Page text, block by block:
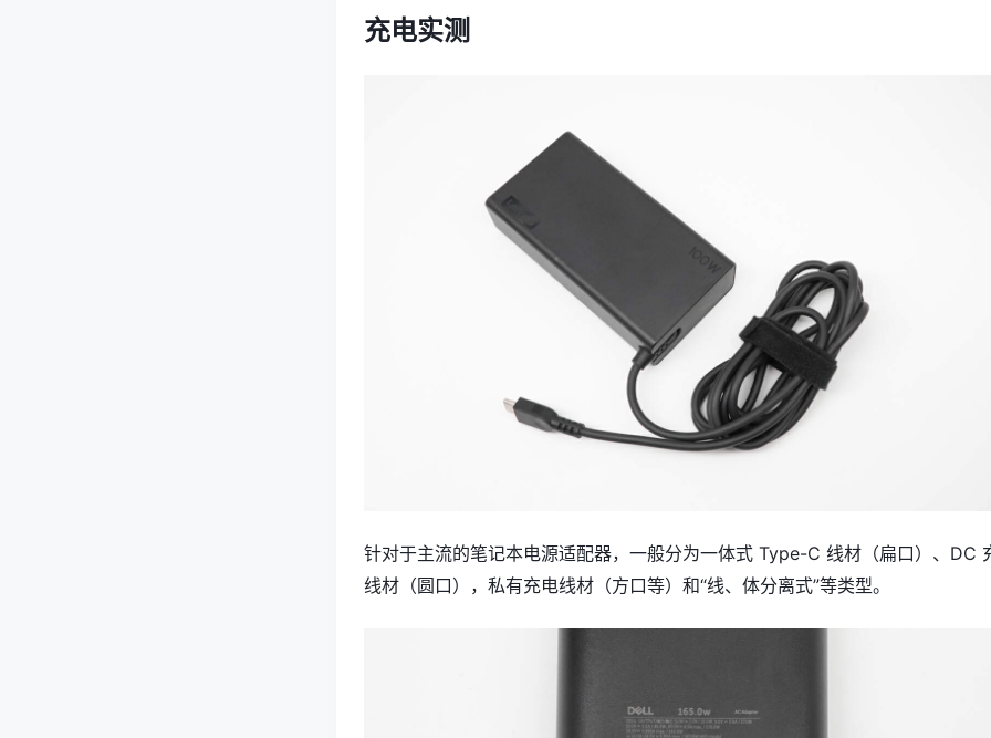
充电实测
针对于主流的笔记本电源适配器，一般分为一体式 Type-C 线材（扁口）、DC
线材（圆口），私有充电线材（方口等）和“线、体分离式”等类型。